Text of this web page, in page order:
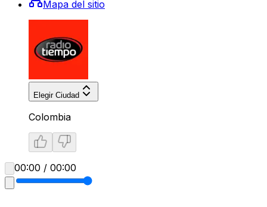
Mapa del sitio
Elegir Ciudad
Colombia
00:00 / 00:00